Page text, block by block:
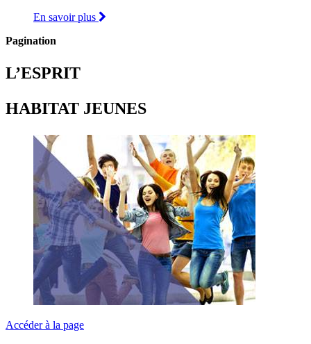
En savoir plus
Pagination
L’ESPRIT
HABITAT JEUNES
Accéder à la page